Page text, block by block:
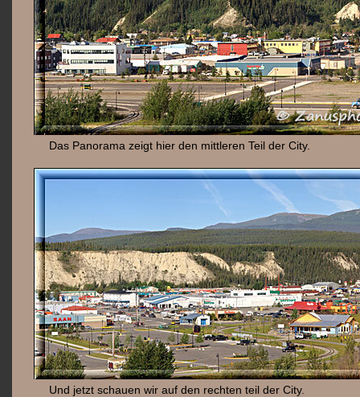
Das Panorama zeigt hier den mittleren Teil der City.
Und jetzt schauen wir auf den rechten teil der City.